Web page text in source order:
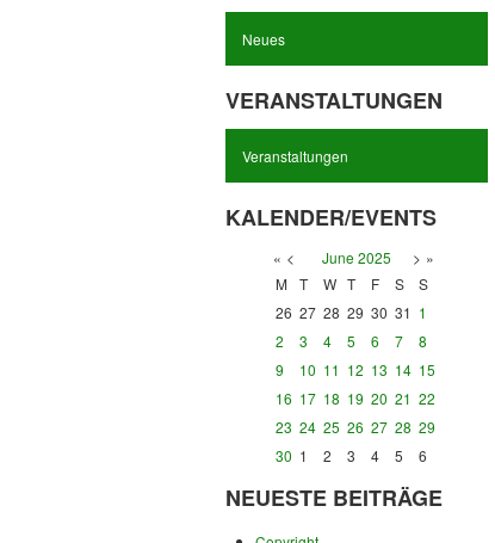
Neues
VERANSTALTUNGEN
Veranstaltungen
KALENDER/EVENTS
« < June 2025 > »
M T W T F S
S
26 27 28 29 30 31 1
2
3 4 5 6 7
8
9
10 11 12 13 14 15
16 17 18 19 20 21 22
23 24 25 26 27 28 29
30 1 2 3 4 5 6
NEUESTE BEITRÄGE